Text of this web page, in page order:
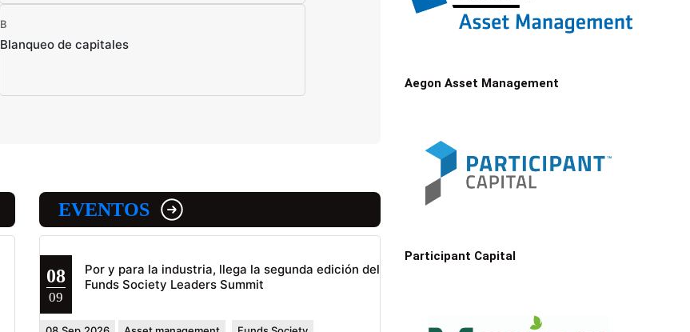
B
Blanqueo de capitales
EVENTOS
08
09
Por y para la industria, llega la segunda edición del
Funds Society Leaders Summit
Aegon Asset Management
Participant Capital